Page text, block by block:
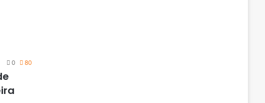
0 80